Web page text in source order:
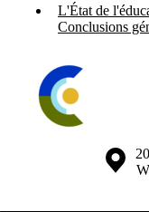
L'État de
Conclusions
Information about the